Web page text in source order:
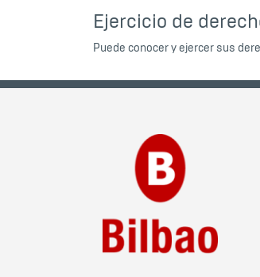
Ejercicio de
Puede conocer y ejercer sus